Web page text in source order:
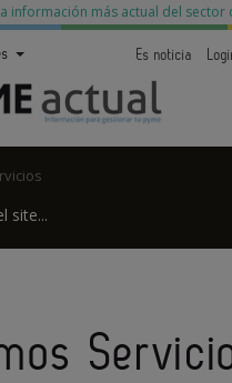
información más actual del sector
Es noticia